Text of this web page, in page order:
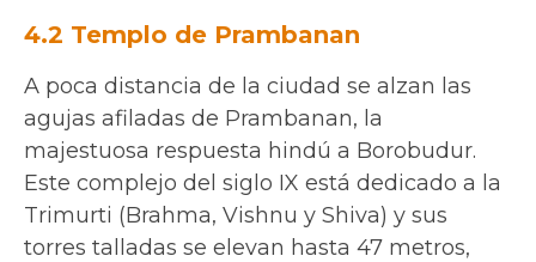
4.2 Templo de Prambanan
A poca distancia de la ciudad se alzan las
agujas afiladas de Prambanan, la
majestuosa respuesta hindú a Borobudur.
Este complejo del siglo IX está dedicado a la
Trimurti (Brahma, Vishnu y Shiva) y sus
torres talladas se elevan hasta 47 metros,